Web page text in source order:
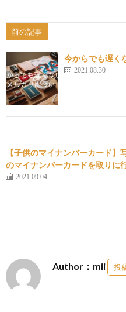
前の記事
今からでも遅く
2021.08.30
【子供のマイナンバーカード
のマイナンバーカードを取りに
2021.09.04
Author：mii 投